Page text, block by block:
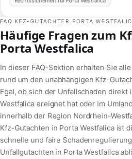
FAQ KFZ-GUTACHTER PORTA
Häufige Fragen zum
Porta Westfalica
In dieser FAQ-Sektion erhalten Sie
rund um den unabhängigen Kfz-
Egal, ob sich der Unfallschaden direkt
Westfalica ereignet hat oder im
innerhalb der Region Nordrhein-
Kfz-Gutachten in Porta Westfalica ist
schnelle und faire
Unfallgutachten in Porta Westfalica